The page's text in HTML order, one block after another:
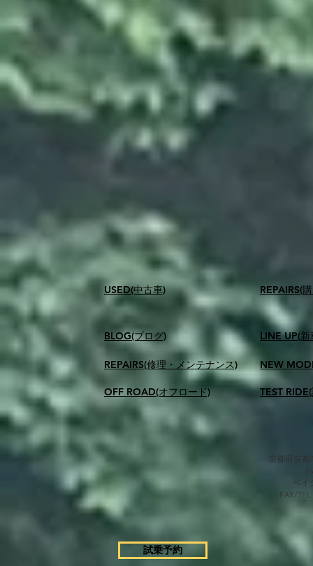
USED(中古車)
BLOG(ブログ)
REPAIRS(修理・メンテナンス)
OFF ROAD(オフロード)
​REPAIRS(
LINE UP(
NEW
TEST
京都府京都
ベイ
FAX/
試乗予約